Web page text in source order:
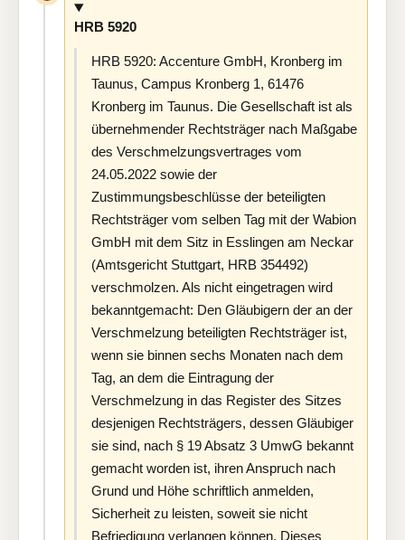
HRB 5920
HRB 5920: Accenture GmbH, Kronberg im
Taunus, Campus Kronberg 1, 61476
Kronberg im Taunus. Die Gesellschaft ist als
übernehmender Rechtsträger nach Maßgabe
des Verschmelzungsvertrages vom
24.05.2022 sowie der
Zustimmungsbeschlüsse der beteiligten
Rechtsträger vom selben Tag mit der Wabion
GmbH mit dem Sitz in Esslingen am Neckar
(Amtsgericht Stuttgart, HRB 354492)
verschmolzen. Als nicht eingetragen wird
bekanntgemacht: Den Gläubigern der an der
Verschmelzung beteiligten Rechtsträger ist,
wenn sie binnen sechs Monaten nach dem
Tag, an dem die Eintragung der
Verschmelzung in das Register des Sitzes
desjenigen Rechtsträgers, dessen Gläubiger
sie sind, nach § 19 Absatz 3 UmwG bekannt
gemacht worden ist, ihren Anspruch nach
Grund und Höhe schriftlich anmelden,
Sicherheit zu leisten, soweit sie nicht
Befriedigung verlangen können. Dieses